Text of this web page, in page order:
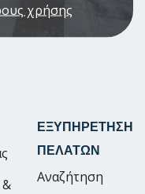
χρήσης
ΕΞΥΠΗΡΕΤΗΣΗ
ΠΕΛΑΤΩΝ
Αναζήτηση